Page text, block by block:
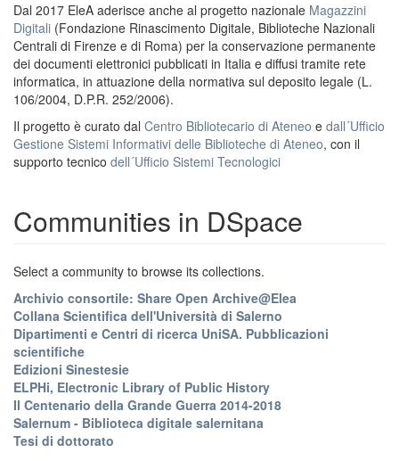
Dal 2017 EleA aderisce anche al progetto nazionale Magazzini
Digitali (Fondazione Rinascimento Digitale, Biblioteche Nazionali
Centrali di Firenze e di Roma) per la conservazione permanente
dei documenti elettronici pubblicati in Italia e diffusi tramite rete
informatica, in attuazione della normativa sul deposito legale (L.
106/2004, D.P.R. 252/2006).
Il progetto è curato dal Centro Bibliotecario di Ateneo e dall´Ufficio
Gestione Sistemi Informativi delle Biblioteche di Ateneo, con il
supporto tecnico dell´Ufficio Sistemi Tecnologici
Communities in DSpace
Select a community to browse its collections.
Archivio consortile: Share Open Archive@Elea
Collana Scientifica dell'Università di Salerno
Dipartimenti e Centri di ricerca UniSA. Pubblicazioni
scientifiche
Edizioni Sinestesie
ELPHi, Electronic Library of Public History
Il Centenario della Grande Guerra 2014-2018
Salernum - Biblioteca digitale salernitana
Tesi di dottorato